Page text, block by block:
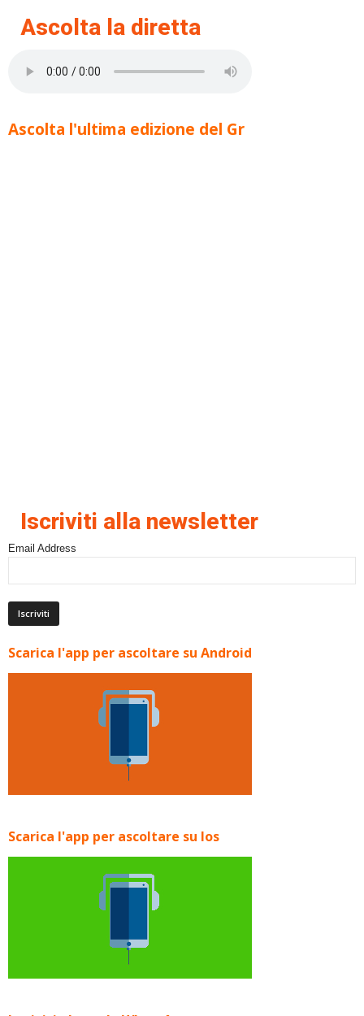
Ascolta la diretta
Ascolta l'ultima edizione del Gr
Iscriviti alla newsletter
Email Address
Scarica l'app per ascoltare su Android
Scarica l'app per ascoltare su Ios